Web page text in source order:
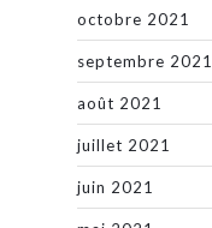
octobre 2021
septembre 2021
août 2021
juillet 2021
juin 2021